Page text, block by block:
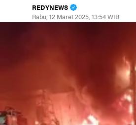
REDYNEWS
Rabu, 12 Maret 2025, 13:54 WIB